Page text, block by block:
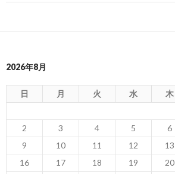
ゲ
シ
ョ
ン
2026年8月
日 月 火 水 木
2
3 4 5 6
9
10 11 12 13
16
17 18 19 20